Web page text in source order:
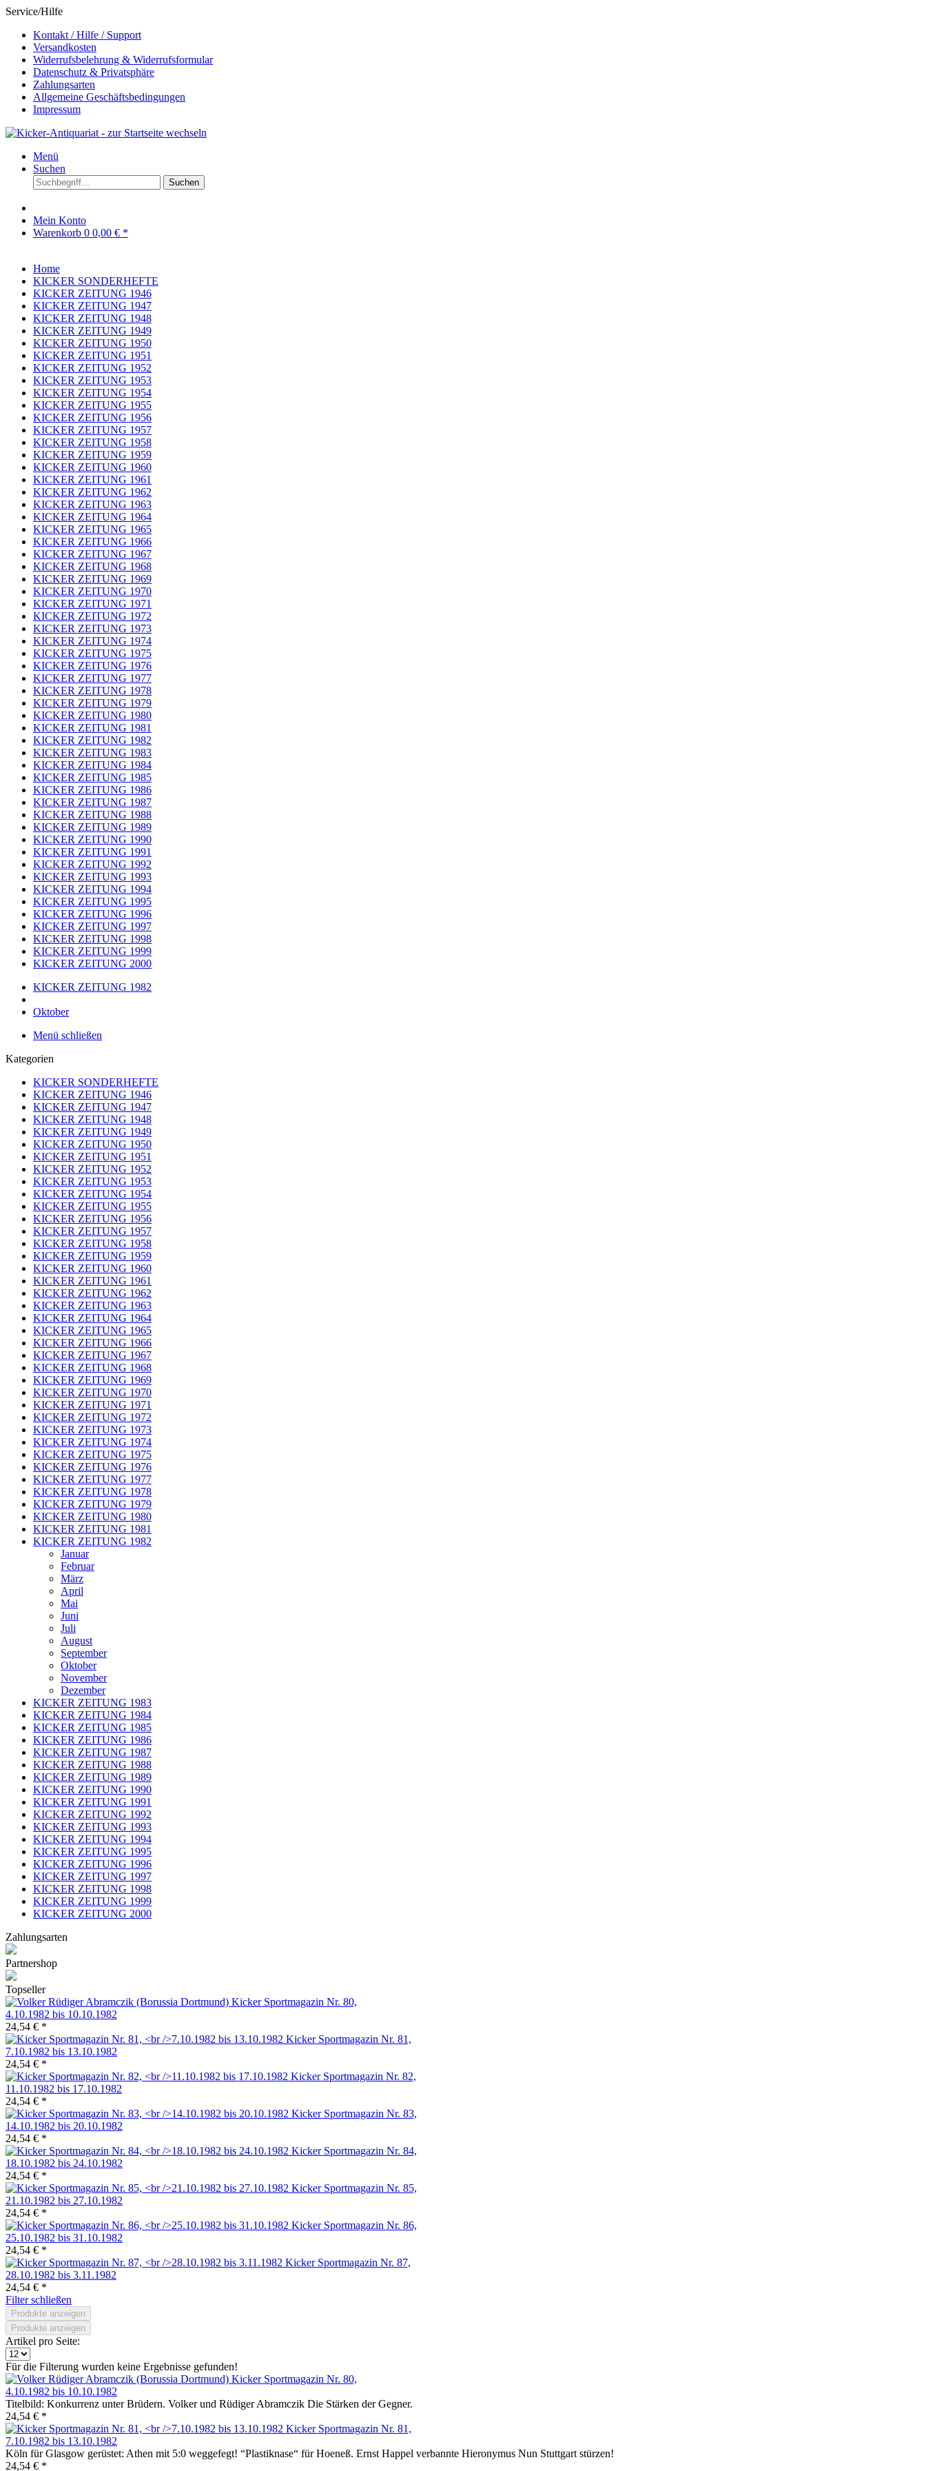
Service/Hilfe
Kontakt / Hilfe / Support
Versandkosten
Widerrufsbelehrung & Widerrufsformular
Datenschutz & Privatsphäre
Zahlungsarten
Allgemeine Geschäftsbedingungen
Impressum
Menü
Suchen
Suchen
Mein Konto
Warenkorb 0 0,00 € *
Home
KICKER SONDERHEFTE
KICKER ZEITUNG 1946
KICKER ZEITUNG 1947
KICKER ZEITUNG 1948
KICKER ZEITUNG 1949
KICKER ZEITUNG 1950
KICKER ZEITUNG 1951
KICKER ZEITUNG 1952
KICKER ZEITUNG 1953
KICKER ZEITUNG 1954
KICKER ZEITUNG 1955
KICKER ZEITUNG 1956
KICKER ZEITUNG 1957
KICKER ZEITUNG 1958
KICKER ZEITUNG 1959
KICKER ZEITUNG 1960
KICKER ZEITUNG 1961
KICKER ZEITUNG 1962
KICKER ZEITUNG 1963
KICKER ZEITUNG 1964
KICKER ZEITUNG 1965
KICKER ZEITUNG 1966
KICKER ZEITUNG 1967
KICKER ZEITUNG 1968
KICKER ZEITUNG 1969
KICKER ZEITUNG 1970
KICKER ZEITUNG 1971
KICKER ZEITUNG 1972
KICKER ZEITUNG 1973
KICKER ZEITUNG 1974
KICKER ZEITUNG 1975
KICKER ZEITUNG 1976
KICKER ZEITUNG 1977
KICKER ZEITUNG 1978
KICKER ZEITUNG 1979
KICKER ZEITUNG 1980
KICKER ZEITUNG 1981
KICKER ZEITUNG 1982
KICKER ZEITUNG 1983
KICKER ZEITUNG 1984
KICKER ZEITUNG 1985
KICKER ZEITUNG 1986
KICKER ZEITUNG 1987
KICKER ZEITUNG 1988
KICKER ZEITUNG 1989
KICKER ZEITUNG 1990
KICKER ZEITUNG 1991
KICKER ZEITUNG 1992
KICKER ZEITUNG 1993
KICKER ZEITUNG 1994
KICKER ZEITUNG 1995
KICKER ZEITUNG 1996
KICKER ZEITUNG 1997
KICKER ZEITUNG 1998
KICKER ZEITUNG 1999
KICKER ZEITUNG 2000
KICKER ZEITUNG 1982
Oktober
Menü schließen
Kategorien
KICKER SONDERHEFTE
KICKER ZEITUNG 1946
KICKER ZEITUNG 1947
KICKER ZEITUNG 1948
KICKER ZEITUNG 1949
KICKER ZEITUNG 1950
KICKER ZEITUNG 1951
KICKER ZEITUNG 1952
KICKER ZEITUNG 1953
KICKER ZEITUNG 1954
KICKER ZEITUNG 1955
KICKER ZEITUNG 1956
KICKER ZEITUNG 1957
KICKER ZEITUNG 1958
KICKER ZEITUNG 1959
KICKER ZEITUNG 1960
KICKER ZEITUNG 1961
KICKER ZEITUNG 1962
KICKER ZEITUNG 1963
KICKER ZEITUNG 1964
KICKER ZEITUNG 1965
KICKER ZEITUNG 1966
KICKER ZEITUNG 1967
KICKER ZEITUNG 1968
KICKER ZEITUNG 1969
KICKER ZEITUNG 1970
KICKER ZEITUNG 1971
KICKER ZEITUNG 1972
KICKER ZEITUNG 1973
KICKER ZEITUNG 1974
KICKER ZEITUNG 1975
KICKER ZEITUNG 1976
KICKER ZEITUNG 1977
KICKER ZEITUNG 1978
KICKER ZEITUNG 1979
KICKER ZEITUNG 1980
KICKER ZEITUNG 1981
KICKER ZEITUNG 1982
Januar
Februar
März
April
Mai
Juni
Juli
August
September
Oktober
November
Dezember
KICKER ZEITUNG 1983
KICKER ZEITUNG 1984
KICKER ZEITUNG 1985
KICKER ZEITUNG 1986
KICKER ZEITUNG 1987
KICKER ZEITUNG 1988
KICKER ZEITUNG 1989
KICKER ZEITUNG 1990
KICKER ZEITUNG 1991
KICKER ZEITUNG 1992
KICKER ZEITUNG 1993
KICKER ZEITUNG 1994
KICKER ZEITUNG 1995
KICKER ZEITUNG 1996
KICKER ZEITUNG 1997
KICKER ZEITUNG 1998
KICKER ZEITUNG 1999
KICKER ZEITUNG 2000
Zahlungsarten
Partnershop
Topseller
Kicker Sportmagazin Nr. 80,
4.10.1982 bis 10.10.1982
24,54 € *
Kicker Sportmagazin Nr. 81,
7.10.1982 bis 13.10.1982
24,54 € *
Kicker Sportmagazin Nr. 82,
11.10.1982 bis 17.10.1982
24,54 € *
Kicker Sportmagazin Nr. 83,
14.10.1982 bis 20.10.1982
24,54 € *
Kicker Sportmagazin Nr. 84,
18.10.1982 bis 24.10.1982
24,54 € *
Kicker Sportmagazin Nr. 85,
21.10.1982 bis 27.10.1982
24,54 € *
Kicker Sportmagazin Nr. 86,
25.10.1982 bis 31.10.1982
24,54 € *
Kicker Sportmagazin Nr. 87,
28.10.1982 bis 3.11.1982
24,54 € *
Filter schließen
Produkte anzeigen
Produkte anzeigen
Artikel pro Seite:
Für die Filterung wurden keine Ergebnisse gefunden!
Kicker Sportmagazin Nr. 80,
4.10.1982 bis 10.10.1982
Titelbild: Konkurrenz unter Brüdern. Volker und Rüdiger Abramczik Die Stärken der Gegner.
24,54 € *
Kicker Sportmagazin Nr. 81,
7.10.1982 bis 13.10.1982
Köln für Glasgow gerüstet: Athen mit 5:0 weggefegt! “Plastiknase“ für Hoeneß. Ernst Happel verbannte Hieronymus Nun Stuttgart stürzen!
24,54 € *